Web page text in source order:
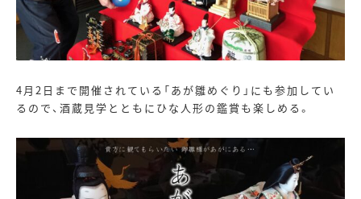
4月 2 日まで開催されている「あが雛めぐり」にも参加してい
るので、酒蔵見学とともにひな人形の鑑賞も楽しめる。